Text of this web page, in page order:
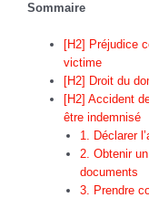
Sommaire
[H2] Préjudice
victime
[H2] Droit du
[H2] Accident
être indemnisé
1. Déclarer
2. Obtenir
documents
3. Prendre